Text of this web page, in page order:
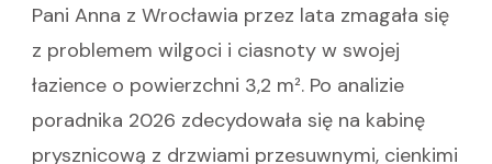
Pani Anna z Wrocławia przez lata zmagała się
z problemem wilgoci i ciasnoty w swojej
łazience o powierzchni 3,2 m². Po analizie
poradnika 2026 zdecydowała się na kabinę
prysznicową z drzwiami przesuwnymi, cienkimi